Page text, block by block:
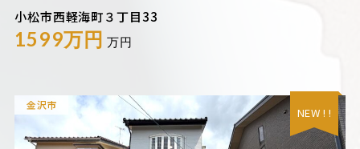
小松市西軽海町３丁目33
1599万円 万円
金沢市
NEW ! !